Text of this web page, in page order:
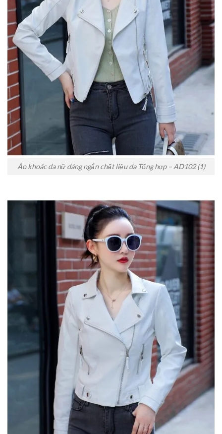
Áo khoác da nữ dáng ngắn chất liệu da Tổng hợp – AD102 (1)